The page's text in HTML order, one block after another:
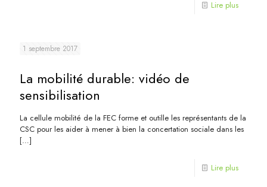
Lire plus
1 septembre 2017
La mobilité durable: vidéo de
sensibilisation
La cellule mobilité de la FEC forme et outille les représentants de la
CSC pour les aider à mener à bien la concertation sociale dans les
[…]
Lire plus